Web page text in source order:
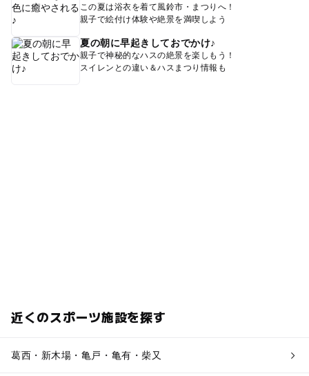
この夏は浴衣を着て風鈴市・まつりへ！
親子で絵付け体験や絶景を満喫しよう
夏の朝に早起きしておでかけ♪
親子で神秘的なハスの絶景を楽しもう！
スイレンとの違い＆ハスまつり情報も
近くのスポーツ施設を探す
葛西・新木場・亀戸・亀有・柴又